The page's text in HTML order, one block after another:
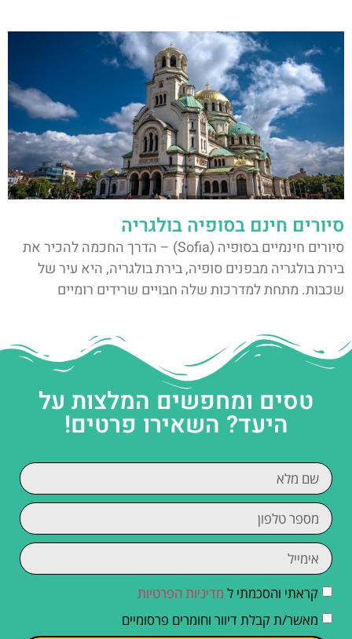
סיורים חינם בסופיה בולגריה
סיורים חינמיים בסופיה (Sofia) – הדרך החכמה להכיר את
בירת בולגריה מבפנים סופיה, בירת בולגריה, היא עיר של
שכבות. מתחת למדרכות שלה חבויים שרידים רומיים
טסים ומחפשים המלצות על
היעד? השאירו פרטים!
קראתי והסכמתי ל מדיניות הפרטיות
מאשר/ת קבלת דיוור וחומרים פרסומיים